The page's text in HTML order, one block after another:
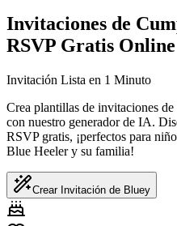
Invitaciones de
RSVP Gratis Online
Invitación Lista en 1 Minuto
Crea plantillas de invitaciones
con nuestro generador de IA.
RSVP gratis, ¡perfectos para
Blue Heeler y su familia!
Crear Invitación de Bluey